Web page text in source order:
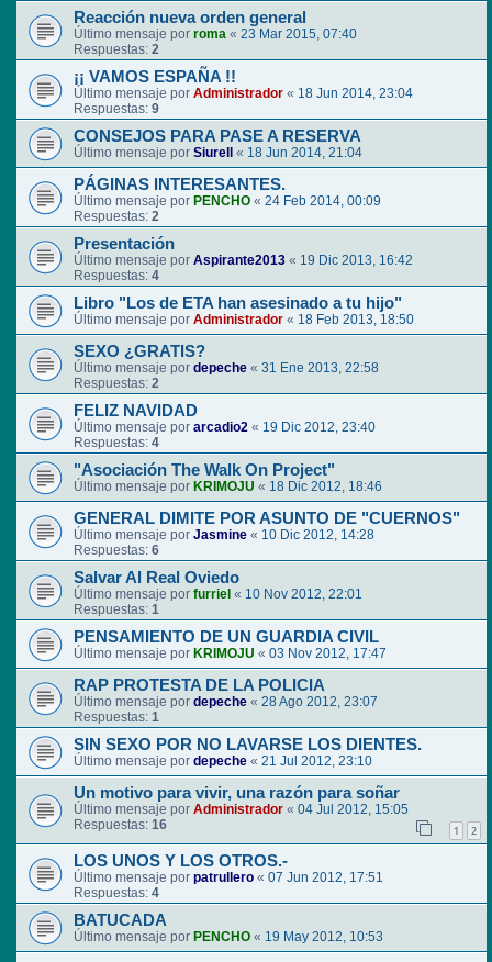
Reacción nueva orden general
Último mensaje por roma « 23 Mar 2015, 07:40
Respuestas: 2
¡¡ VAMOS ESPAÑA !!
Último mensaje por Administrador « 18 Jun 2014, 23:04
Respuestas: 9
CONSEJOS PARA PASE A RESERVA
Último mensaje por Siurell « 18 Jun 2014, 21:04
PÁGINAS INTERESANTES.
Último mensaje por PENCHO « 24 Feb 2014, 00:09
Respuestas: 2
Presentación
Último mensaje por Aspirante2013 « 19 Dic 2013, 16:42
Respuestas: 4
Libro "Los de ETA han asesinado a tu hijo"
Último mensaje por Administrador « 18 Feb 2013, 18:50
SEXO ¿GRATIS?
Último mensaje por depeche « 31 Ene 2013, 22:58
Respuestas: 2
FELIZ NAVIDAD
Último mensaje por arcadio2 « 19 Dic 2012, 23:40
Respuestas: 4
"Asociación The Walk On Project"
Último mensaje por KRIMOJU « 18 Dic 2012, 18:46
GENERAL DIMITE POR ASUNTO DE "CUERNOS"
Último mensaje por Jasmine « 10 Dic 2012, 14:28
Respuestas: 6
Salvar Al Real Oviedo
Último mensaje por furriel « 10 Nov 2012, 22:01
Respuestas: 1
PENSAMIENTO DE UN GUARDIA CIVIL
Último mensaje por KRIMOJU « 03 Nov 2012, 17:47
RAP PROTESTA DE LA POLICIA
Último mensaje por depeche « 28 Ago 2012, 23:07
Respuestas: 1
SIN SEXO POR NO LAVARSE LOS DIENTES.
Último mensaje por depeche « 21 Jul 2012, 23:10
Un motivo para vivir, una razón para soñar
Último mensaje por Administrador « 04 Jul 2012, 15:05
Respuestas: 16 1 2
LOS UNOS Y LOS OTROS.-
Último mensaje por patrullero « 07 Jun 2012, 17:51
Respuestas: 4
BATUCADA
Último mensaje por PENCHO « 19 May 2012, 10:53